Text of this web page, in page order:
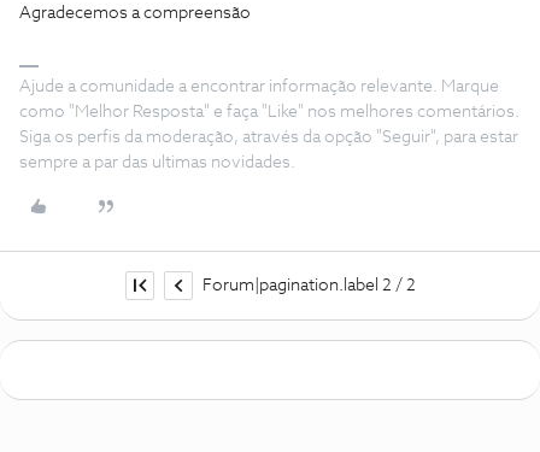
Agradecemos a compreensão
Ajude a comunidade a encontrar informação relevante. Marque
como "Melhor Resposta" e faça "Like" nos melhores comentários.
Siga os perfis da moderação, através da opção "Seguir", para estar
sempre a par das ultimas novidades.
Forum|pagination.label 2 / 2